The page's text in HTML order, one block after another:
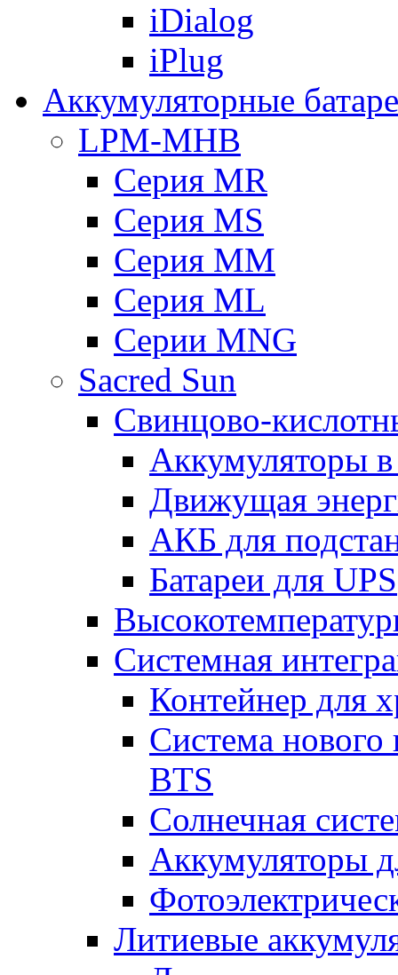
iDialog
iPlug
Аккумуляторные
LPM-MHB
Серия MR
Серия MS
Серия MM
Серия ML
Серии MNG
Sacred Sun
Свинцово-
Аккумуляторы
Движущая
АКБ для
Батареи для UPS
Системная
Контейнер для
Система нового
BTS
Солнечная
Аккумуляторы
Литиевые